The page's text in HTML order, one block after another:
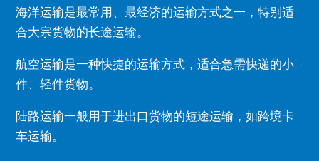
海洋运输是最常用、最经济的运输方式之一，特别适
合大宗货物的长途运输。
航空运输是一种快捷的运输方式，适合急需快递的小
件、轻件货物。
陆路运输一般用于进出口货物的短途运输，如跨境卡
车运输。